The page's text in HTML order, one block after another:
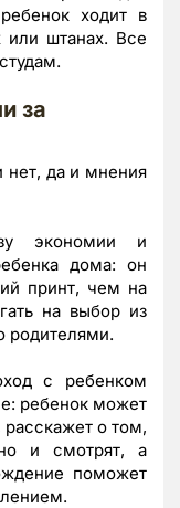
ходит в
или штанах. Все
за
нет, да и мнения
экономии и
дома: он
принт, чем на
на выбор из
родителями.
с ребенком
ребенок может
о том,
и смотрят, а
поможет